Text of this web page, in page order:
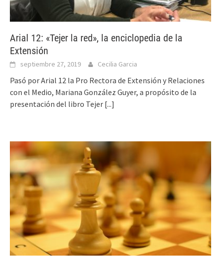
Arial 12: «Tejer la red», la enciclopedia de la
Extensión
septiembre 27, 2019 Cecilia Garcia
Pasó por Arial 12 la Pro Rectora de Extensión y Relaciones
con el Medio, Mariana González Guyer, a propósito de la
presentación del libro Tejer [...]